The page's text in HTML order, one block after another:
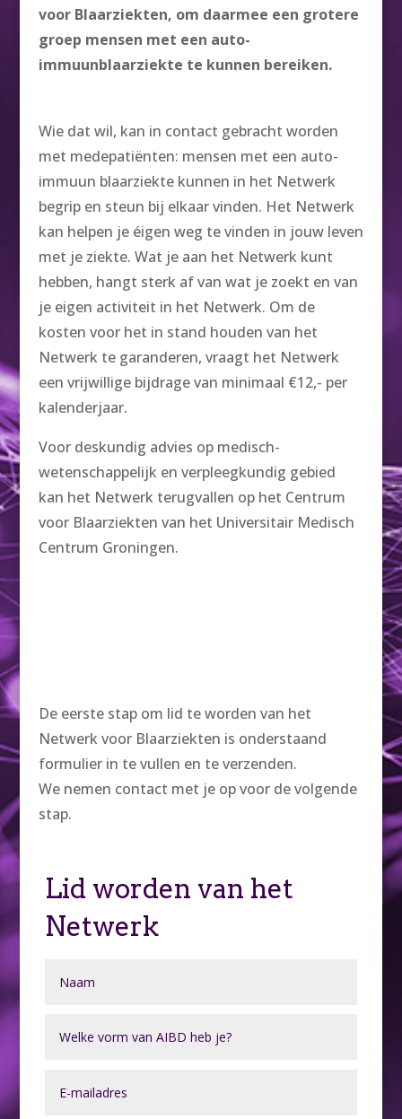
voor Blaarziekten, om daarmee een grotere
groep mensen met een auto-
immuunblaarziekte te kunnen bereiken.
Wie dat wil, kan in contact gebracht worden
met medepatiënten: mensen met een auto-
immuun blaarziekte kunnen in het Netwerk
begrip en steun bij elkaar vinden. Het Netwerk
kan helpen je éigen weg te vinden in jouw leven
met je ziekte. Wat je aan het Netwerk kunt
hebben, hangt sterk af van wat je zoekt en van
je eigen activiteit in het Netwerk. Om de
kosten voor het in stand houden van het
Netwerk te garanderen, vraagt het Netwerk
een vrijwillige bijdrage van minimaal €12,- per
kalenderjaar.
Voor deskundig advies op medisch-
wetenschappelijk en verpleegkundig gebied
kan het Netwerk terugvallen op het Centrum
voor Blaarziekten van het Universitair Medisch
Centrum Groningen.
De eerste stap om lid te worden van het
Netwerk voor Blaarziekten is onderstaand
formulier in te vullen en te verzenden.
We nemen contact met je op voor de volgende
stap.
Lid worden van het
Netwerk